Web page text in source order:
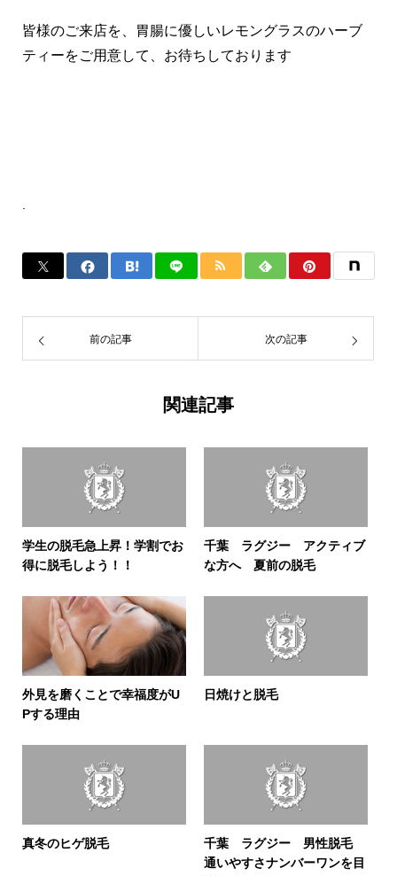
皆様のご来店を、胃腸に優しいレモングラスのハーブ
ティーをご用意して、お待ちしております
前の記事 次の記事
関連記事
学生の脱毛急上昇！学割でお
得に脱毛しよう！！
千葉 ラグジー アクティブ
な方へ 夏前の脱毛
外見を磨くことで幸福度がU
Pする理由
日焼けと脱毛
真冬のヒゲ脱毛
千葉 ラグジー 男性脱毛
通いやすさナンバーワンを目